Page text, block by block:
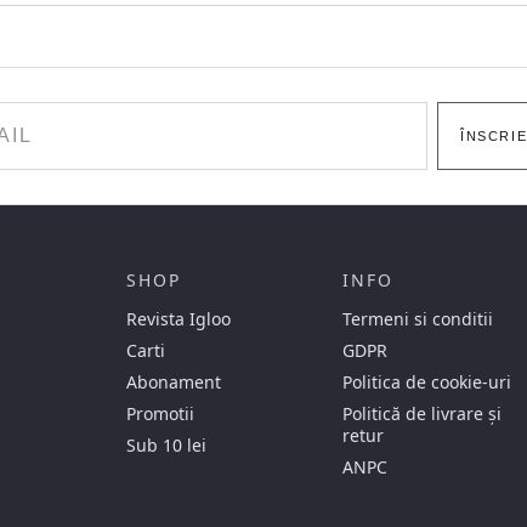
SHOP
Revista Igloo
Carti
Abonament
Promotii
Sub 10 lei
INFO
Termeni si conditii
GDPR
Politica de cookie-uri
Politică de livrare și
retur
ANPC